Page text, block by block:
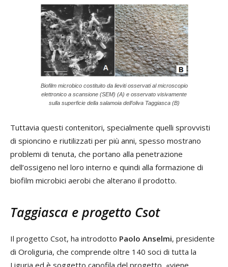
Biofilm microbico costituito da lieviti osservati al microscopio
elettronico a scansione (SEM) (A) e osservato visivamente
sulla superficie della salamoia dell’oliva Taggiasca (B)
Tuttavia questi contenitori, specialmente quelli sprovvisti
di spioncino e riutilizzati per più anni, spesso mostrano
problemi di tenuta, che portano alla penetrazione
dell’ossigeno nel loro interno e quindi alla formazione di
biofilm microbici aerobi che alterano il prodotto.
Taggiasca e progetto Csot
Il progetto Csot, ha introdotto Paolo Anselmi, presidente
di Oroliguria, che comprende oltre 140 soci di tutta la